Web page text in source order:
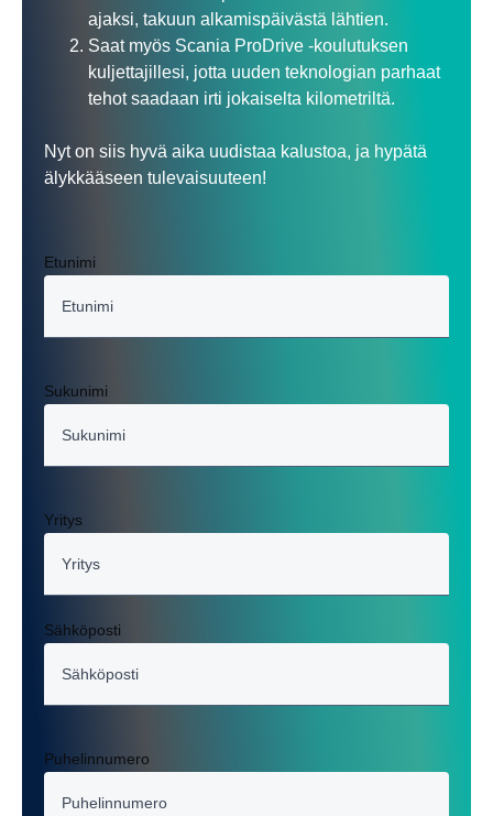
ajaksi, takuun alkamispäivästä lähtien.
Saat myös Scania ProDrive -koulutuksen
kuljettajillesi, jotta uuden teknologian parhaat
tehot saadaan irti jokaiselta kilometriltä.
Nyt on siis hyvä aika uudistaa kalustoa, ja hypätä
älykkääseen tulevaisuuteen!
Etunimi
Sukunimi
Yritys
Sähköposti
Puhelinnumero